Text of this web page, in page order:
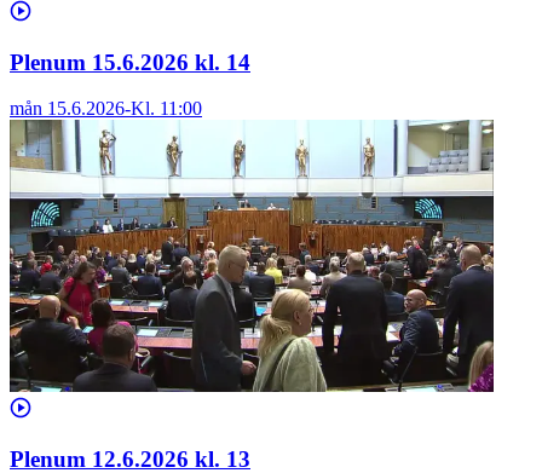
Plenum 15.6.2026 kl. 14
mån 15.6.2026-Kl. 11:00
Plenum 12.6.2026 kl. 13